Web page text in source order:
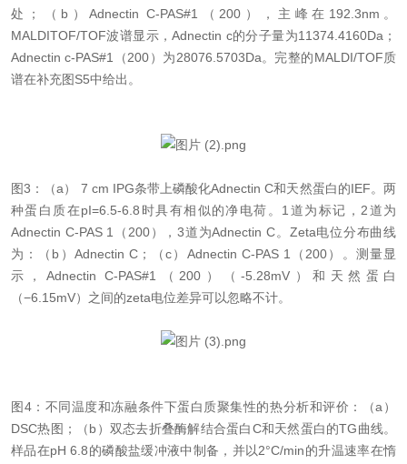
处；（b）Adnectin C-PAS#1（200），主峰在192.3nm。
MALDITOF/TOF波谱显示，Adnectin c的分子量为11374.4160Da；
Adnectin c-PAS#1（200）为28076.5703Da。完整的MALDI/TOF质
谱在补充图S5中给出。
图3：（a） 7 cm IPG条带上磷酸化Adnectin C和天然蛋白的IEF。两
种蛋白质在pI=6.5-6.8时具有相似的净电荷。1道为标记，2道为
Adnectin C-PAS 1（200），3道为Adnectin C。Zeta电位分布曲线
为：（b）Adnectin C；（c）Adnectin C-PAS 1（200）。测量显
示，Adnectin C-PAS#1（200）（-5.28mV）和天然蛋白
（−6.15mV）之间的zeta电位差异可以忽略不计。
图4：不同温度和冻融条件下蛋白质聚集性的热分析和评价：（a）
DSC热图；（b）双态去折叠酶解结合蛋白C和天然蛋白的TG曲线。
样品在pH 6.8的磷酸盐缓冲液中制备，并以2°C/min的升温速率在惰